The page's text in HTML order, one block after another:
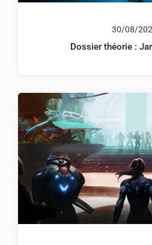
30/08/
Dossier théorie :